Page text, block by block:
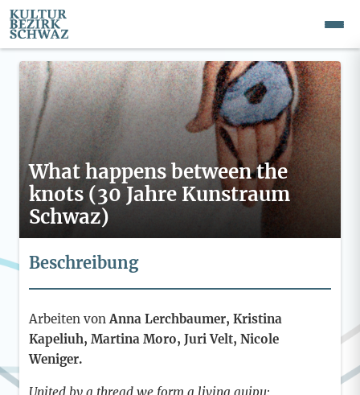
What happens between the
knots (30 Jahre Kunstraum
Schwaz)
Beschreibung
Arbeiten vonAnna Lerchbaumer, Kristina
Kapeliuh, Martina Moro, Juri Velt, Nicole
Weniger.